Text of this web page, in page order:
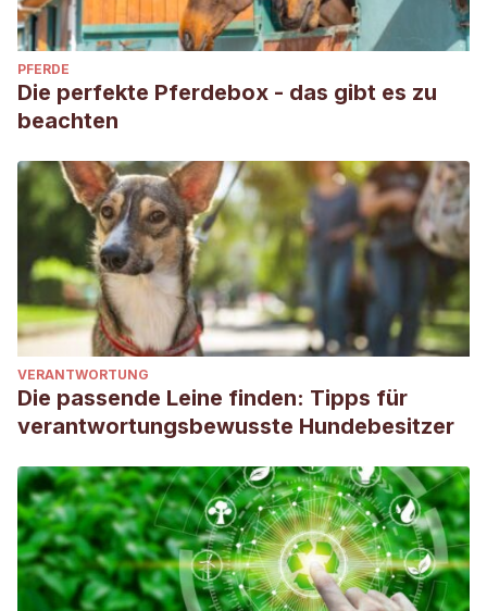
PFERDE
Die perfekte Pferdebox - das gibt es zu
beachten
VERANTWORTUNG
Die passende Leine finden: Tipps für
verantwortungsbewusste Hundebesitzer